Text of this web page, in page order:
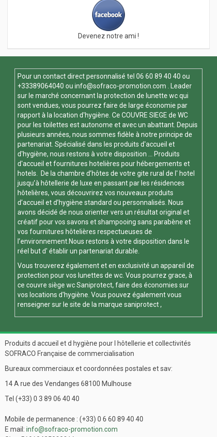
Devenez notre ami !
Pour un contact direct personnalisé tel 06 60 89 40 40 ou
+33389064040 ou info@sofraco-promotion.com . Leader
sur le marché concernant la protection de lunette wc qui
sont vendues, vous pourrez faire de large économie par
rapport à la location d'hygiène. Ce COUVRE SIEGE de WC
pour les toilettes est autonome et avec un abattant. Depuis
plusieurs années, nous sommes fidèle à notre principe de
partenariat. Spécialisé dans les produits d'accueil et
d'hygiène, nous restons à votre disposition ... Produits
d'accueil et fournitures hotelières pour hébergements et
hotels. De la chambre d’hôtes de votre gite rural de l' hotel
jusqu’à hôtellerie de luxe en passant par les résidences
hôtelières, vous découvrirez vos nouveaux produits
d’accueil et d’hygiène standard ou personnalisés. Nous
avons décidé de nous orienter vers un résultat original et
créatif pour vos savons et shampooing sans parabène et
vos fournitures hôtelières respectueuses de
l’environnement.Nous restons à votre disposition dans le
réel but d' établir un partenariat durable.
Vous trouverez également et en exclusivité un appareil de
protection pour vos lunettes de wc . Vous pourrez grace, à
ce couvre siège wcSaniprotect, faire des économies sur
vos locations d'hygiène. Vous pouvez également vous
renseigner sur le site de la marque saniprotect,
Produits d accueil et d hygiène pour l hôtellerie et collectivités
SOFRACO Française de commercialisation
Bureaux commerciaux et coordonnées postales et sav:
14 A rue des Vendanges 68100 Mulhouse
Tel (+33) 0 3 89 06 40 40
Mobile de permanence : (+33) 0 6 60 89 40 40
E mail: info@sofraco-promotion.com